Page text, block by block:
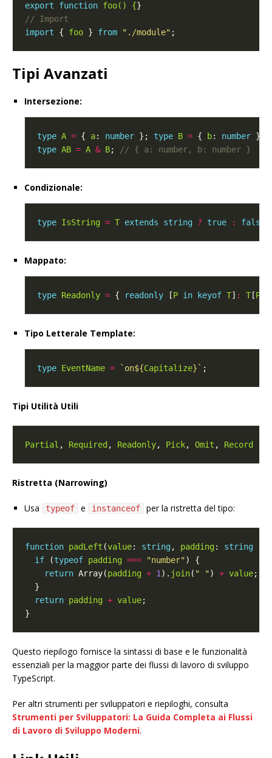
export
function foo() {
import { foo } from "./module"
Tipi Avanzati
Intersezione:
type A = { a: number }; type B = { b: number
type AB = A & B;
Condizionale:
type IsString = T extends string ? true : false
Mappato:
type Readonly = { readonly [P in keyof T] : T [P
Tipo Letterale Template:
type EventName = `on${Capitalize} `
Tipi Utilità Utili
Partial , Required , Readonly, Pick, Omit , Record
Ristretta (Narrowing)
Usa typeof e instanceof per la ristretta del tipo:
function padLeft (value: string, padding: string
if (typeof padding === "number"
return Array(padding + 1 ). join( " ") + value
return padding + value
Questo riepilogo fornisce la sintassi di base e le funzionalità
essenziali per la maggior parte dei flussi di lavoro di sviluppo
TypeScript.
Per altri strumenti per sviluppatori e riepiloghi, consulta
Strumenti per Sviluppatori: La Guida Completa ai Flussi
di Lavoro di Sviluppo Moderni.